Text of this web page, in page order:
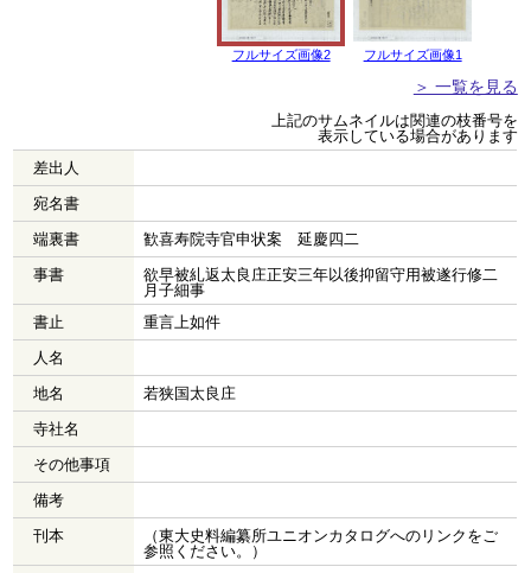
フルサイズ画像2 フルサイズ画像1
＞ 一覧を見る
上記のサムネイルは関連の枝番号を
表示している場合があります
差出人
宛名書
端裏書
歓喜寿院寺官申状案 延慶四二
事書
欲早被糺返太良庄正安三年以後抑留守用被遂行修二
月子細事
書止
重言上如件
人名
地名
若狭国太良庄
寺社名
その他事項
備考
刊本
（東大史料編纂所ユニオンカタログへのリンクをご
参照ください。）